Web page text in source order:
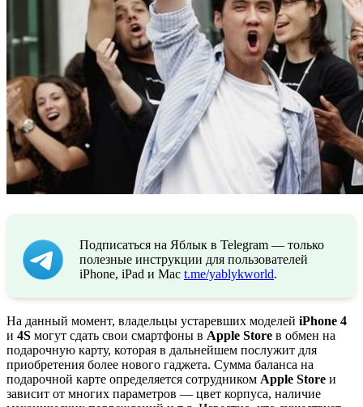
Подписаться на Яблык в Telegram — только
полезные инструкции для пользователей
iPhone, iPad и Mac t.me/yablykworld.
На данный момент, владельцы устаревших моделей iPhone 4
и 4S могут сдать свои смартфоны в Apple Store в обмен на
подарочную карту, которая в дальнейшем послужит для
приобретения более нового гаджета. Сумма баланса на
подарочной карте определяется сотрудником Apple Store и
зависит от многих параметров — цвет корпуса, наличие